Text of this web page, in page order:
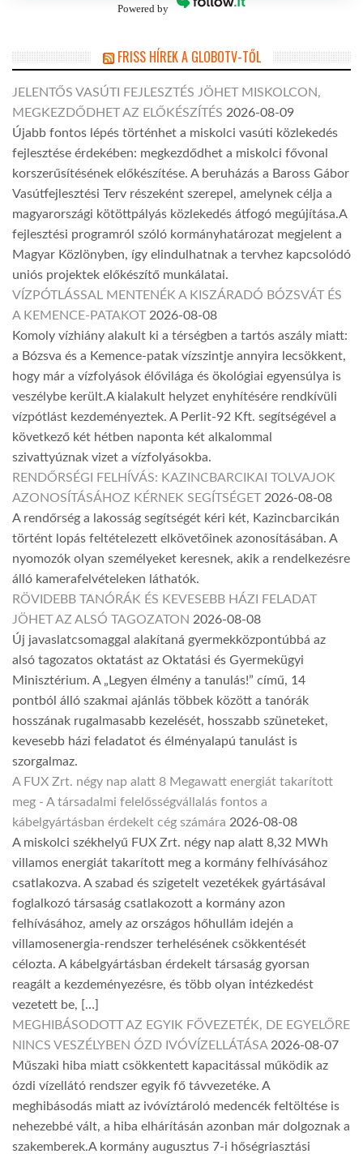
Powered by
FRISS HÍREK A GLOBOTV-TŐL
JELENTŐS VASÚTI FEJLESZTÉS JÖHET MISKOLCON,
MEGKEZDŐDHET AZ ELŐKÉSZÍTÉS 2026-08-09
Újabb fontos lépés történhet a miskolci vasúti közlekedés
fejlesztése érdekében: megkezdődhet a miskolci fővonal
korszerűsítésének előkészítése. A beruházás a Baross Gábor
Vasútfejlesztési Terv részeként szerepel, amelynek célja a
magyarországi kötöttpályás közlekedés átfogó megújítása.A
fejlesztési programról szóló kormányhatározat megjelent a
Magyar Közlönyben, így elindulhatnak a tervhez kapcsolódó
uniós projektek előkészítő munkálatai.
VÍZPÓTLÁSSAL MENTENÉK A KISZÁRADÓ BÓZSVÁT ÉS
A KEMENCE-PATAKOT 2026-08-08
Komoly vízhiány alakult ki a térségben a tartós aszály miatt:
a Bózsva és a Kemence-patak vízszintje annyira lecsökkent,
hogy már a vízfolyások élővilága és ökológiai egyensúlya is
veszélybe került.A kialakult helyzet enyhítésére rendkívüli
vízpótlást kezdeményeztek. A Perlit-92 Kft. segítségével a
következő két hétben naponta két alkalommal
szivattyúznak vizet a vízfolyásokba.
RENDŐRSÉGI FELHÍVÁS: KAZINCBARCIKAI TOLVAJOK
AZONOSÍTÁSÁHOZ KÉRNEK SEGÍTSÉGET 2026-08-08
A rendőrség a lakosság segítségét kéri két, Kazincbarcikán
történt lopás feltételezett elkövetőinek azonosításában. A
nyomozók olyan személyeket keresnek, akik a rendelkezésre
álló kamerafelvételeken láthatók.
RÖVIDEBB TANÓRÁK ÉS KEVESEBB HÁZI FELADAT
JÖHET AZ ALSÓ TAGOZATON 2026-08-08
Új javaslatcsomaggal alakítaná gyermekközpontúbbá az
alsó tagozatos oktatást az Oktatási és Gyermekügyi
Minisztérium. A „Legyen élmény a tanulás!” című, 14
pontból álló szakmai ajánlás többek között a tanórák
hosszának rugalmasabb kezelését, hosszabb szüneteket,
kevesebb házi feladatot és élményalapú tanulást is
szorgalmaz.
A FUX Zrt. négy nap alatt 8 Megawatt energiát takarított
meg - A társadalmi felelősségvállalás fontos a
kábelgyártásban érdekelt cég számára 2026-08-08
A miskolci székhelyű FUX Zrt. négy nap alatt 8,32 MWh
villamos energiát takarított meg a kormány felhívásához
csatlakozva. A szabad és szigetelt vezetékek gyártásával
foglalkozó társaság csatlakozott a kormány azon
felhívásához, amely az országos hőhullám idején a
villamosenergia-rendszer terhelésének csökkentését
célozta. A kábelgyártásban érdekelt társaság gyorsan
reagált a kezdeményezésre, és több olyan intézkedést
vezetett be, […]
MEGHIBÁSODOTT AZ EGYIK FŐVEZETÉK, DE EGYELŐRE
NINCS VESZÉLYBEN ÓZD IVÓVÍZELLÁTÁSA 2026-08-07
Műszaki hiba miatt csökkentett kapacitással működik az
ózdi vízellátó rendszer egyik fő távvezetéke. A
meghibásodás miatt az ivóvíztároló medencék feltöltése is
nehezebbé vált, a hiba elhárításán azonban már dolgoznak a
szakemberek.A kormány augusztus 7-i hőségriasztási